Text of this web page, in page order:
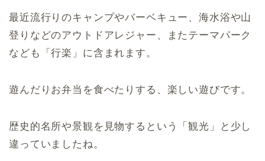
最近流行りのキャンプやバーベキュー、海水浴や山
登りなどのアウトドアレジャー、またテーマパーク
なども「行楽」に含まれます。
遊んだりお弁当を食べたりする、楽しい遊びです。
歴史的名所や景観を見物するという「観光」と少し
違っていましたね。